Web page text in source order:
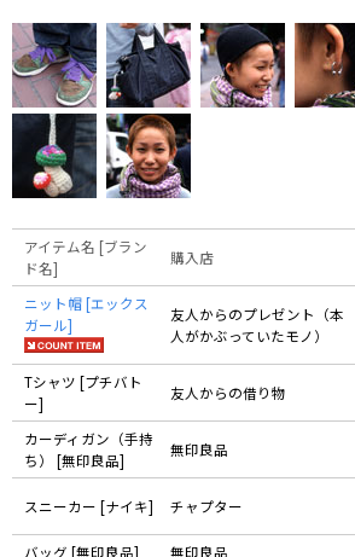
アイテム名 [ブラン
ド名]
購入店
ニット帽 [エックス
ガール]
友人からのプレゼント（本
人がかぶっていたモノ）
Tシャツ [プチバト
ー]
友人からの借り物
カーディガン（手持
ち） [無印良品]
無印良品
スニーカー [ナイキ] チャプター
バッグ [無印良品]
無印良品